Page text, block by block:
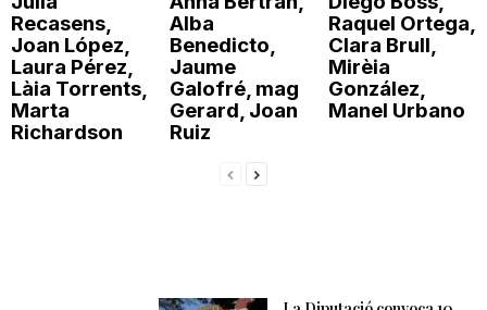
Recasens,
Joan López,
Laura Pérez,
Làia Torrents,
Marta
Richardson
Alba
Benedicto,
Jaume
Galofré, mag
Gerard, Joan
Ruiz
Raquel Ortega,
Clara Brull,
Mirèia
González,
Manel Urbano